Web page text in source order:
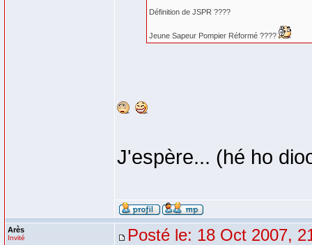
Définition de JSPR ????
Jeune Sapeur Pompier Réformé ????
J'espère... (hé ho
Arès
Invité Posté le: 18 Oct 2007,